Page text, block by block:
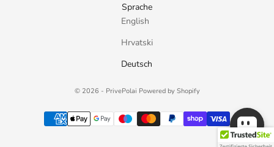
Sprache
English
Hrvatski
Deutsch
© 2026 - PrivePolai Powered by Shopify